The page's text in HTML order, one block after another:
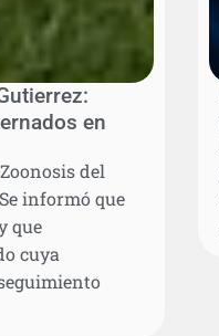
en
del
informó que
que
cuya